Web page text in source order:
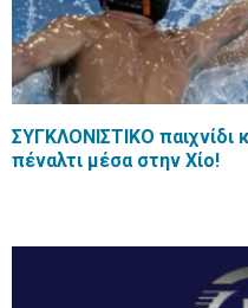
ΣΥΓΚΛΟΝΙΣΤΙΚΟ παιχνίδι
πέναλτι μέσα στην Χίο!